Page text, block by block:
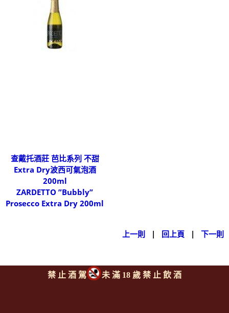
查戴托酒莊 芭比系列 不甜
Extra Dry波西可氣泡酒
200ml
ZARDETTO ”Bubbly”
Prosecco Extra Dry 200ml
上一則 | 回上頁 | 下一則
禁 止 酒 駕 未 滿 18 歲 禁 止 飲 酒